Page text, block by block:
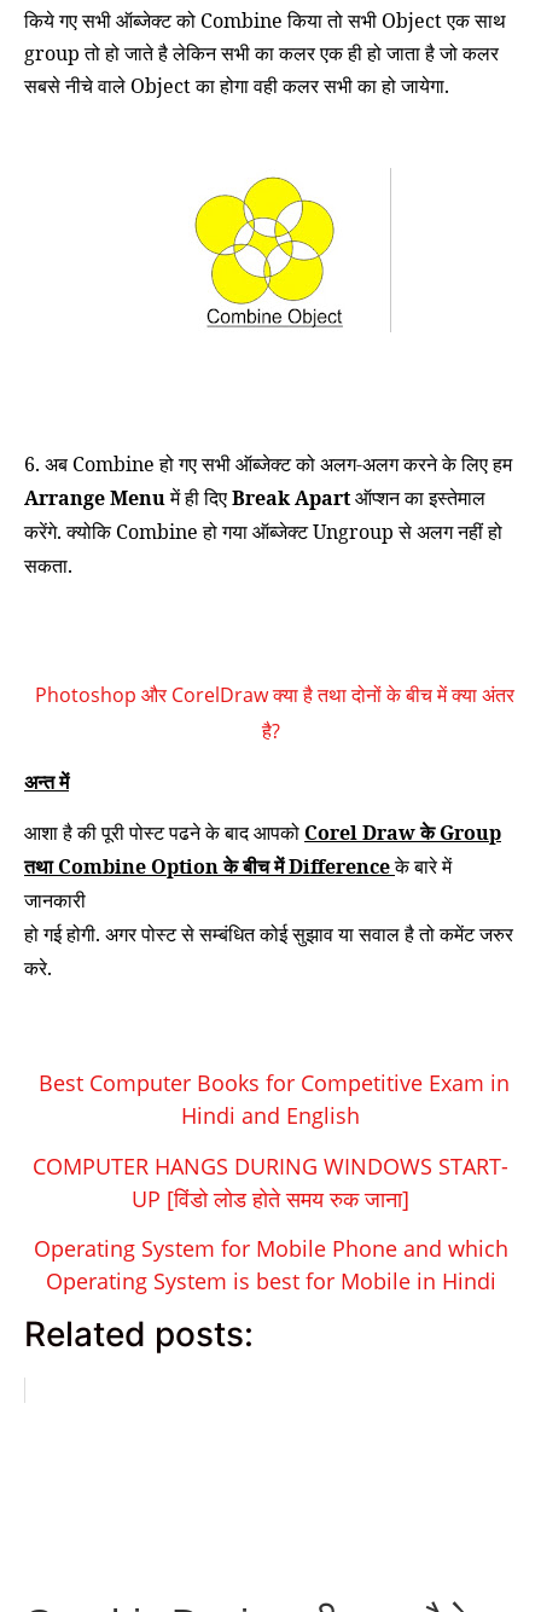
किये गए सभी ऑब्जेक्ट को Combineकिया तो सभी Objectएक साथ
group तो हो जाते है लेकिन सभी काकलर एक ही हो जाता है जो कलर
सबसे नीचे वाले Objectका होगा वही कलर सभी का हो जायेगा.
6. अब Combine हो गए सभी ऑब्जेक्ट को अलग-अलग करने के लिए हम
Arrange Menuमें ही दिएBreak Apartऑप्शन का इस्तेमाल
करेंगे. क्योकि Combine हो गया ऑब्जेक्ट Ungroup से अलग नहीं हो
सकता.
Photoshop और CorelDraw क्या है तथा दोनों के बीच में क्या अंतर
है?
अन्त में
आशा है की पूरी पोस्ट पढने के बाद आपको Corel Draw के Group
तथा Combine Option के बीच में Differenceके बारे में
जानकारी
हो गई होगी. अगर पोस्ट से सम्बंधित कोई सुझाव या सवाल है तो कमेंट जरुर
करे.
Best Computer Books for Competitive Exam in
Hindi and English
COMPUTER HANGS DURING WINDOWS START-
UP [विंडो लोड होते समय रुक जाना]
Operating System for Mobile Phone and which
Operating System is best for Mobile in Hindi
Related posts: